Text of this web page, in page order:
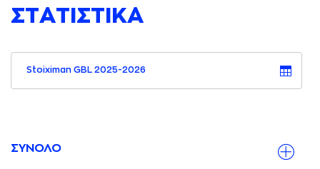
ΣΤAΤΙΣΤΙΚA
Stoiximan GBL 2025-2026
ΣΥΝΟΛΟ